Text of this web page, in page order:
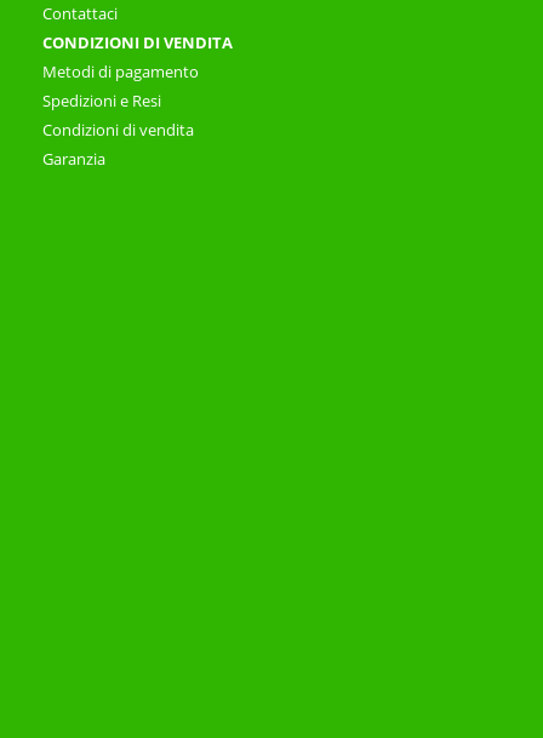
Contattaci
CONDIZIONI DI VENDITA
Metodi di pagamento
Spedizioni e Resi
Condizioni di vendita
Garanzia